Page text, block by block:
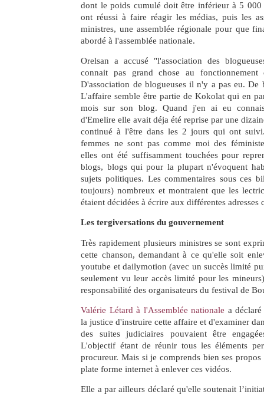
dont le poids cumulé doit être inférieur à 5 000
ont réussi à faire réagir les médias, puis les
ministres, une assemblée régionale pour que
abordé à l'assemblée nationale.
Orelsan a accusé "l'association des
connait pas grand chose au fonctionnement
D'association de blogueuses il n'y a pas eu. De
L'affaire semble être partie de Kokolat qui en
mois sur son blog. Quand j'en ai eu
d'Emelire elle avait déja été reprise par une
continué à l'être dans les 2 jours qui ont
femmes ne sont pas comme moi des
elles ont été suffisamment touchées pour
blogs, blogs qui pour la plupart n'évoquent
sujets politiques. Les commentaires sous ces
toujours) nombreux et montraient que les
étaient décidées à écrire aux différentes adresses
Les tergiversations du gouvernement
Très rapidement plusieurs ministres se sont
cette chanson, demandant à ce qu'elle soit
youtube et dailymotion (avec un succès limité
seulement vu leur accès limité pour les
responsabilité des organisateurs du festival de
Valérie Létard à l'Assemblée nationale a
la justice d'instruire cette affaire et d'examiner
des suites judiciaires pouvaient être
L'objectif étant de réunir tous les éléments
procureur. Mais si je comprends bien ses
plate forme internet à enlever ces vidéos.
Elle a par ailleurs déclaré qu'elle soutenait